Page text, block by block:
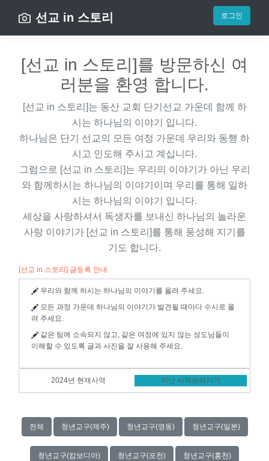
선교 in 스토리 로그인
[선교 in 스토리]를 방문하신 여
러분을 환영 합니다.
[선교 in 스토리]는 동산 교회 단기선교 가운데 함께 하
시는 하나님의 이야기 입니다.
하나님은 단기 선교의 모든 여정 가운데 우리와 동행 하
시고 인도해 주시고 계십니다.
그럼으로 [선교 in 스토리]는 우리의 이야기가 아닌 우리
와 함께하시는 하나님의 이야기이며 우리를 통해 일하
시는 하나님의 이야기 입니다.
세상을 사랑하셔서 독생자를 보내신 하나님의 놀라운
사랑 이야기가 [선교 in 스토리]를 통해 풍성해 지기를
기도 합니다.
[선교 in 스토리] 글등록 안내
우리와 함께 하시는 하나님의 이야기를 올려 주세요.
모든 과정 가운데 하나님의 이야기가 발견될 때마다 수시로 올
려 주세요.
같은 팀에 소속되지 않고, 같은 여정에 있지 않는 성도님들이
이해할 수 있도록 글과 사진을 잘 사용해 주세요.
2024년 현재사역 지난 사역보러가기
전체 청년교구(제주) 청년교구(영동) 청년교구(일본)
청년교구(캄보디아) 청년교구(포천) 청년교구(홍천)